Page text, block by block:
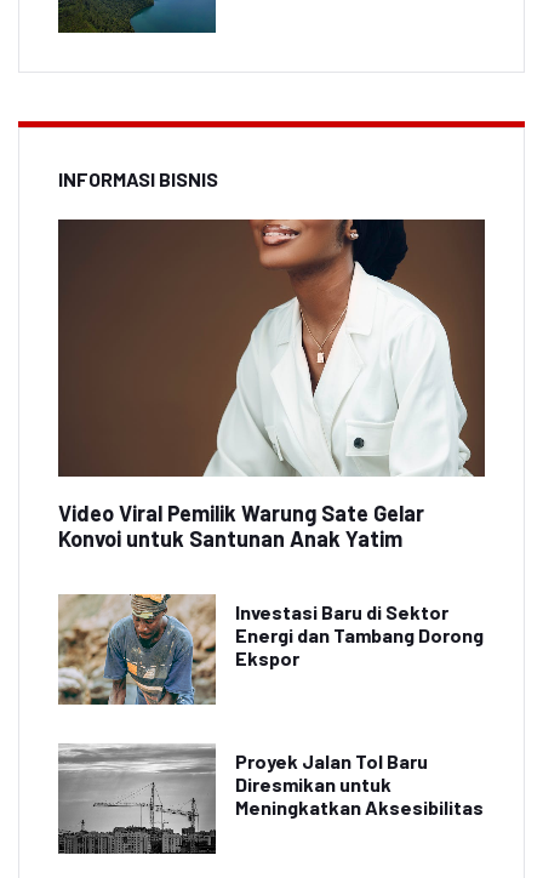
INFORMASI BISNIS
Video Viral Pemilik Warung Sate Gelar
Konvoi untuk Santunan Anak Yatim
Investasi Baru di Sektor
Energi dan Tambang Dorong
Ekspor
Proyek Jalan Tol Baru
Diresmikan untuk
Meningkatkan Aksesibilitas